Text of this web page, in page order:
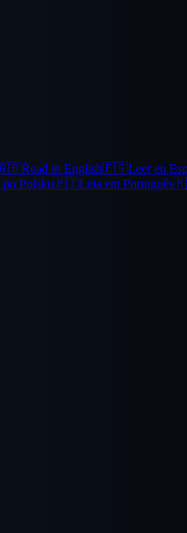
Read in English🇪🇸Leer en
Polsku🇵🇹Leia em Português